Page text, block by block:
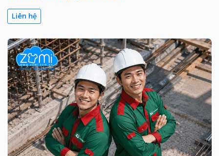
Liên hệ